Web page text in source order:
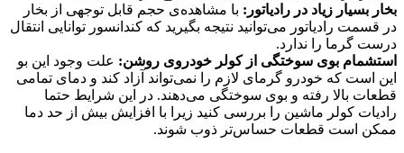
بخار بسیار زیاد در رادیاتور: با مشاهده‌ی حجم قابل توجهی از بخار
در قسمت رادیاتور می‌توانید نتیجه بگیرید که کندانسور توانایی انتقال
درست گرما را ندارد.
استشمام بوی سوختگی از کولر خودروی روشن: علت وجود این بو
این است که خودرو گرمای لازم را نمی‌تواند آزاد کند و دمای تمامی
قطعات بالا رفته و بوی سوختگی می‌دهند. در این شرایط حتما
رادیات کولر ماشین را بررسی کنید زیرا با افزایش بیش از حد دما
ممکن است قطعات حساس‌تر ذوب شوند.